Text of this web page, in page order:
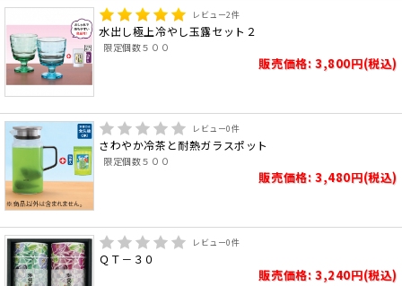
レビュー2件
水出し極上冷やし玉露セット２
限定個数５００
販売価格: 3,800円(税込)
レビュー0件
さわやか冷茶と耐熱ガラスポット
限定個数５００
販売価格: 3,480円(税込)
レビュー0件
ＱＴ－３０
販売価格: 3,240円(税込)